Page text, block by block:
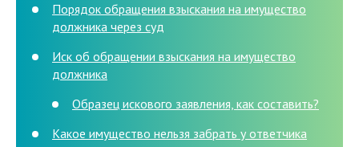
Порядок обращения взыскания на имущество
должника через суд
Иск об обращении взыскания на имущество
должника
Образец искового заявления, как составить?
Какое имущество нельзя забрать у ответчика